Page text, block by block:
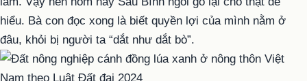
hiểu. Bà con đọc xong là biết quyền lợi của mình nằm ở
đâu, khỏi bị người ta “dắt như dắt bò”.